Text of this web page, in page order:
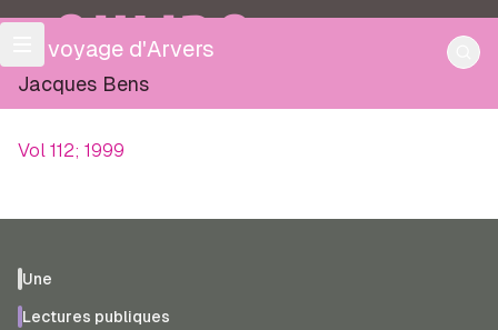
OULIPO
Le voyage d'Arvers
Jacques Bens
Vol 112; 1999
Une
Lectures publiques